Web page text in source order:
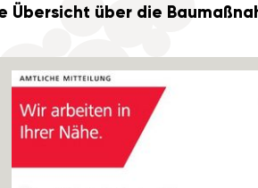
Übersicht über die